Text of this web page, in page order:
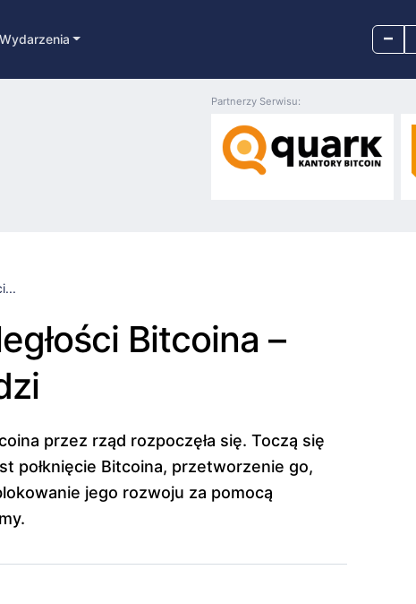
–
Wydarzenia
Partnerzy Serwisu:
Bitcoina –
przez rząd rozpoczęła się. Toczą się
połknięcie Bitcoina, przetworzenie go,
jego rozwoju za pomocą